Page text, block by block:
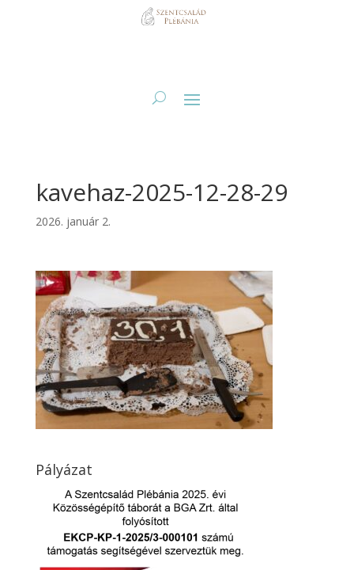
kavehaz-2025-12-28-29
2026. január 2.
Pályázat